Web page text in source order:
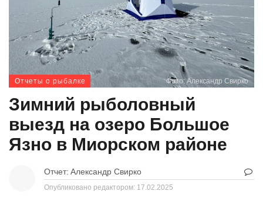
Фото: Александр Свирко
Отчеты о рыбалке
Зимний рыболовный
выезд на озеро Большое
Язно в Миорском районе
Отчет: Александр Свирко
Опубликовано редактором: 17.02.2025